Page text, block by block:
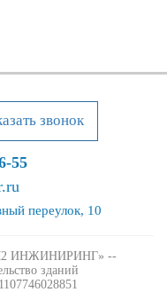
звонок
55
переулок, 10
ИНЖИНИРИНГ» --
зданий